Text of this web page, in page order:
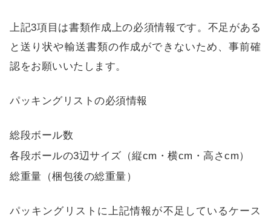
上記3項目は書類作成上の必須情報です。不足がある
と送り状や輸送書類の作成ができないため、事前確
認をお願いいたします。
パッキングリストの必須情報
総段ボール数
各段ボールの3辺サイズ（縦cm・横cm・高さcm）
総重量（梱包後の総重量）
パッキングリストに上記情報が不足しているケース